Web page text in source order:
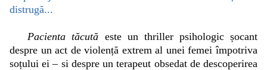
distrugă...
Pacienta tăcută este un thriller psihologic șocant
despre un act de violență extrem al unei femei împotriva
soțului ei – si despre un terapeut obsedat de descoperirea